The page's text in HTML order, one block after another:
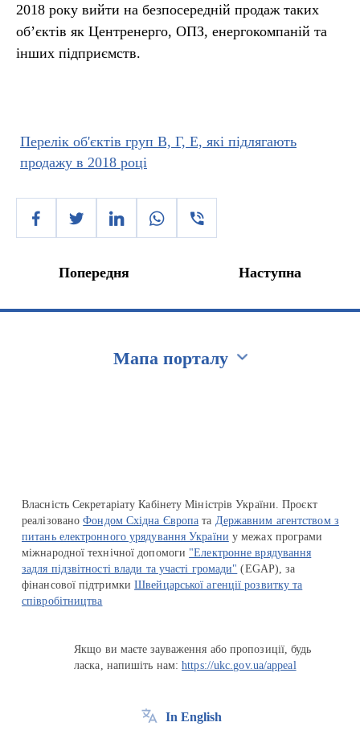
2018 року вийти на безпосередній продаж таких
об’єктів як Центренерго, ОПЗ, енергокомпаній та
інших підприємств.
Перелік об'єктів груп В, Г, Е, які підлягають
продажу в 2018 році
Попередня Наступна
Мапа порталу
Власність Секретаріату Кабінету Міністрів України. Проєкт
реалізованоФондом Східна Європа та Державним агентством з
питань електронного урядування України у межах програми
міжнародної технічної допомоги "Електронне врядування
задля підзвітності влади та участі громади" (EGAP), за
фінансової підтримкиШвейцарської агенції розвитку та
співробітництва
Якщо ви маєте зауваження або пропозиції, будь
ласка, напишіть нам:https://ukc.gov.ua/appeal
In English